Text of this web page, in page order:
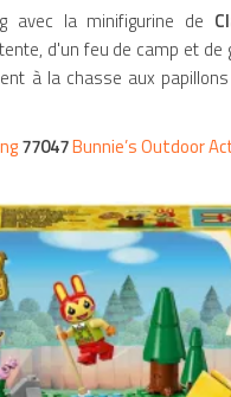
avec la minifigurine de
d'un feu de camp et de
à la chasse aux
77047Bunnie’s Outdoor